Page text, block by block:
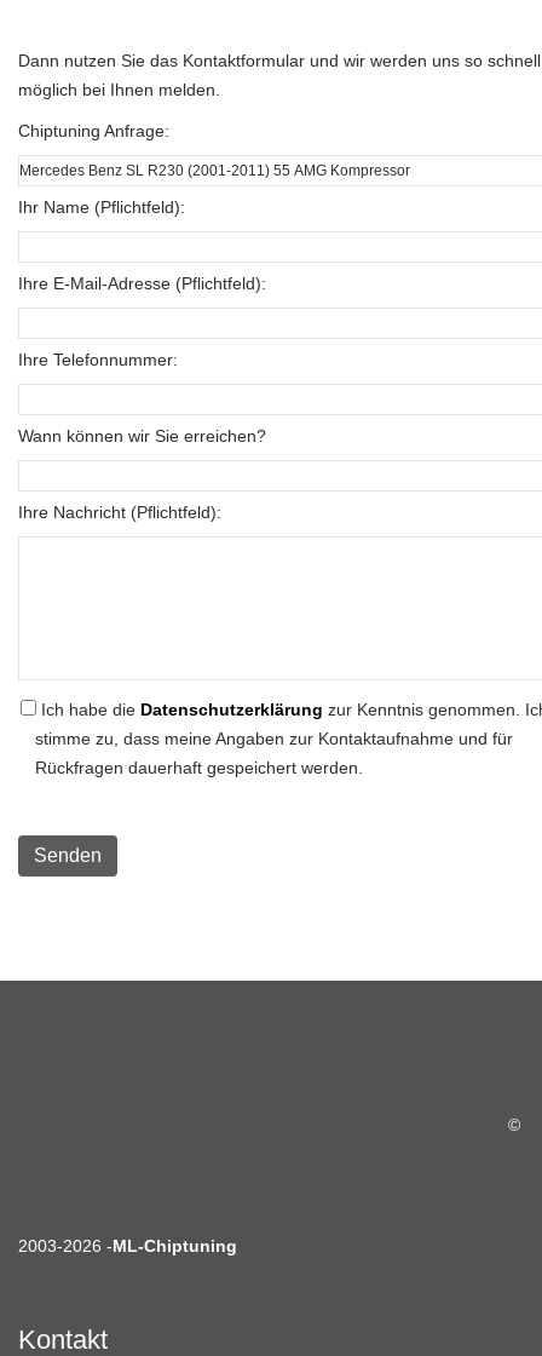
Dann nutzen Sie das Kontaktformular und wir werden uns so
möglich bei Ihnen melden.
Chiptuning Anfrage:
Ihr Name (Pflichtfeld):
Ihre E-Mail-Adresse (Pflichtfeld):
Ihre Telefonnummer:
Wann können wir Sie erreichen?
Ihre Nachricht (Pflichtfeld):
Ich habe die Datenschutzerklärung zur Kenntnis genommen.
stimme zu, dass meine Angaben zur Kontaktaufnahme und für
Rückfragen dauerhaft gespeichert werden.
©
2003-2026 -ML-Chiptuning
Kontakt